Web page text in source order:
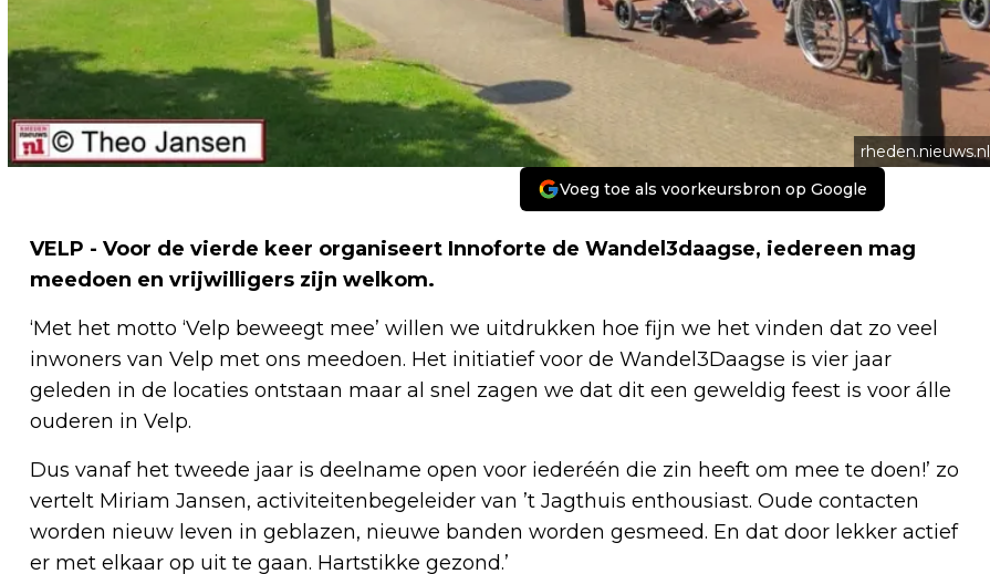
rheden.nieuws.nl
Voeg toe als voorkeursbron op Google
VELP - Voor de vierde keer organiseert Innoforte de Wandel3daagse, iedereen mag
meedoen en vrijwilligers zijn welkom.
‘Met het motto ‘Velp beweegt mee’ willen we uitdrukken hoe fijn we het vinden dat zo veel
inwoners van Velp met ons meedoen. Het initiatief voor de Wandel3Daagse is vier jaar
geleden in de locaties ontstaan maar al snel zagen we dat dit een geweldig feest is voor álle
ouderen in Velp.
Dus vanaf het tweede jaar is deelname open voor iederéén die zin heeft om mee te doen!’ zo
vertelt Miriam Jansen, activiteitenbegeleider van ’t Jagthuis enthousiast. Oude contacten
worden nieuw leven in geblazen, nieuwe banden worden gesmeed. En dat door lekker actief
er met elkaar op uit te gaan. Hartstikke gezond.’